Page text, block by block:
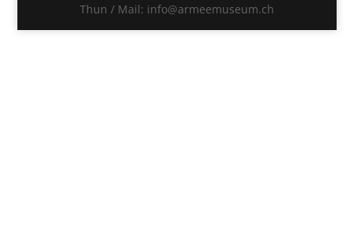
Thun / Mail: info@armeemuseum.ch